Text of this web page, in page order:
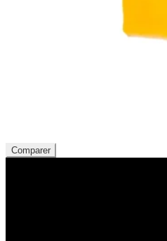
Comparer